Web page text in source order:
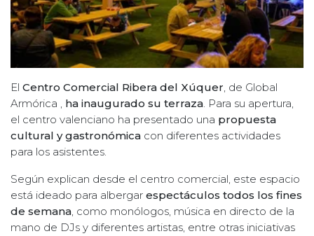
El Centro Comercial Ribera del Xúquer, de Global
Armórica , ha inaugurado su terraza. Para su apertura,
el centro valenciano ha presentado una propuesta
cultural y gastronómica con diferentes actividades
para los asistentes.
Según explican desde el centro comercial, este espacio
está ideado para albergar espectáculos todos los fines
de semana, como monólogos, música en directo de la
mano de DJs y diferentes artistas, entre otras iniciativas